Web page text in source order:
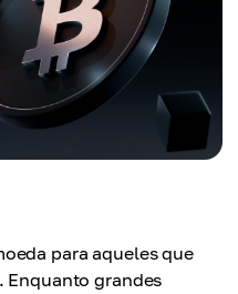
para aqueles que
Enquanto grandes